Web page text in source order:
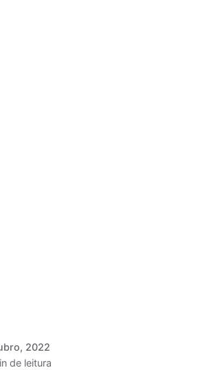
2022
de leitura